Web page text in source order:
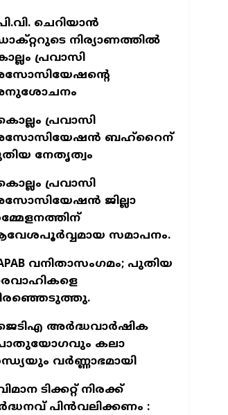
ചെറിയാന്‍
നിര്യാണത്തില്‍
പ്രവാസി
പ്രവാസി
ബഹ്‌റൈന്
നേതൃത്വം
പ്രവാസി
ജില്ലാ
സമാപനം.
വനിതാസംഗമം; പുതിയ
അര്‍ദ്ധവാര്‍ഷിക
കലാ
വര്‍ണ്ണാഭമായി
ടിക്കറ്റ് നിരക്ക്
പിൻവലിക്കണം :